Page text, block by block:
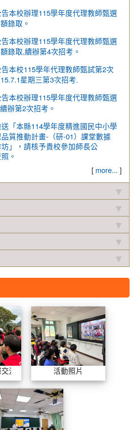
本校辦理115學年度代理教師甄選
錄取。
本校辦理115學年度代理教師甄選
錄取,續辦第4次招考。
本校115學年代理教師甄試第2次
星期三第3次招考.
本校辦理115學年度代理教師甄選
辦第2次招考。
「本縣114學年度精進國民中小學
質推動計畫-（研-01）課堂數據
」，請核予貴校參加師長公
。
[ more... ]
平等國小校際交流
流
活動照片
活動照片
活動照片